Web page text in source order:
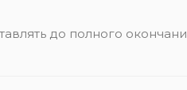
до полного